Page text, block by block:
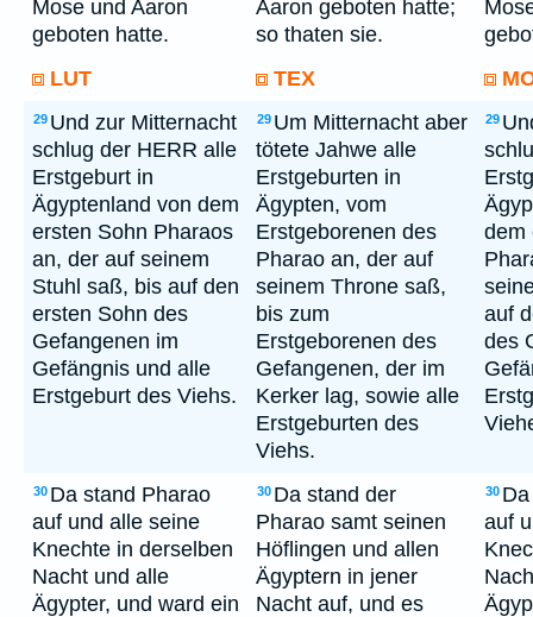
Mose und Aaron
geboten hatte.
Aaron geboten hatte;
so thaten sie.
LUT
TEX
29 Und zur Mitternacht
schlug der HERR alle
Erstgeburt in
Ägyptenland von dem
ersten Sohn Pharaos
an, der auf seinem
Stuhl saß, bis auf den
ersten Sohn des
Gefangenen im
Gefängnis und alle
Erstgeburt des Viehs.
29 Um Mitternacht aber
tötete Jahwe alle
Erstgeburten in
Ägypten, vom
Erstgeborenen des
Pharao an, der auf
seinem Throne saß,
bis zum
Erstgeborenen des
Gefangenen, der im
Kerker lag, sowie alle
Erstgeburten des
Viehs.
29
dem
auf
des
30 Da stand Pharao
auf und alle seine
Knechte in derselben
Nacht und alle
Ägypter, und ward ein
30 Da stand der
Pharao samt seinen
Höflingen und allen
Ägyptern in jener
Nacht auf, und es
30
auf